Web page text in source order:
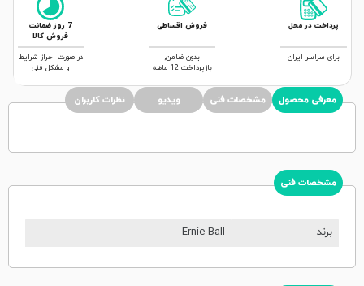
پرداخت در محل
برای سراسر ایران
فروش اقساطی
بدون ضامن,
بازپرداخت 12 ماهه
7 روز ضمانت
فروش کالا
در صورت احراز شرایط
و مشکل فنی
معرفی محصول مشخصات فنی ویدیو نظرات کاربران
مشخصات فنی
برند Ernie Ball